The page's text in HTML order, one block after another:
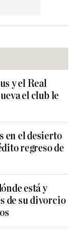
y el Real
el club le
en el desierto
regreso de
está y
de su divorcio